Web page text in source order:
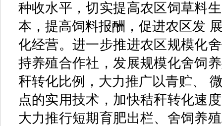
种收水平，切实提高农区饲草料
本，提高饲料报酬，促进农区发
化经营。进一步推进农区规模化
持养殖合作社，发展规模化舍饲
秆转化比例，大力推广以青贮、
点的实用技术，加快秸秆转化速
大力推行短期育肥出栏、舍饲养